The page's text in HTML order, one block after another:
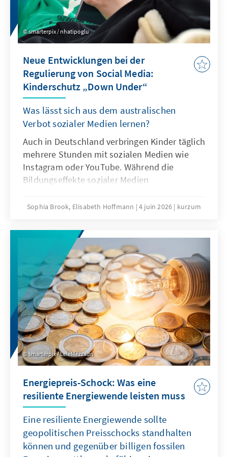
smarterpix / nhatipoglu
Neue Entwicklungen bei der
Regulierung von Social Media:
Kinderschutz „Down Under“
Was lässt sich aus dem australischen
Verbot sozialer Medien lernen?
Auch in Deutschland verbringen Kinder täglich
mehrere Stunden mit sozialen Medien wie
Instagram oder YouTube. Während die
Bildungseffekte sozialer Medien
für Suchtgefahr und weitere problematische
Ist das australische Verbot von Social Media
eine Antwort auf diese Herausforderung?
Sophia Brook, Elisabeth Hoffmann 4 juin 2026 kurzum
smarterpix / LeleMezzadri
Energiepreis-Schock: Was eine
resiliente Energiewende leisten muss
Eine resiliente Energiewende sollte
geopolitischen Preisschocks standhalten
können und gegenüber billigen fossilen